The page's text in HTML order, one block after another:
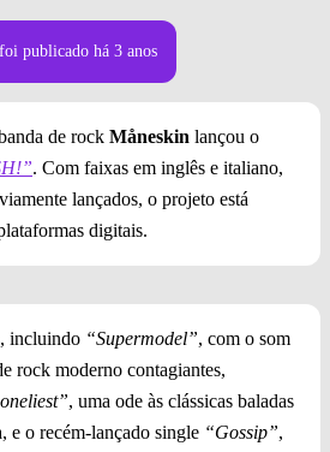
publicado há 3 anos
de rock Måneskin lançou o
. Com faixas em inglês e italiano,
lançados, o projeto está
digitais.
incluindo “Supermodel”, com o som
rock moderno contagiantes,
, uma ode às clássicas baladas
e o recém-lançado single “Gossip”,